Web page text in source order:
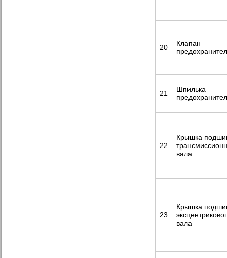
20
Клапан
21
Шпилька
22
Крышка
вала
23
Крышка
вала